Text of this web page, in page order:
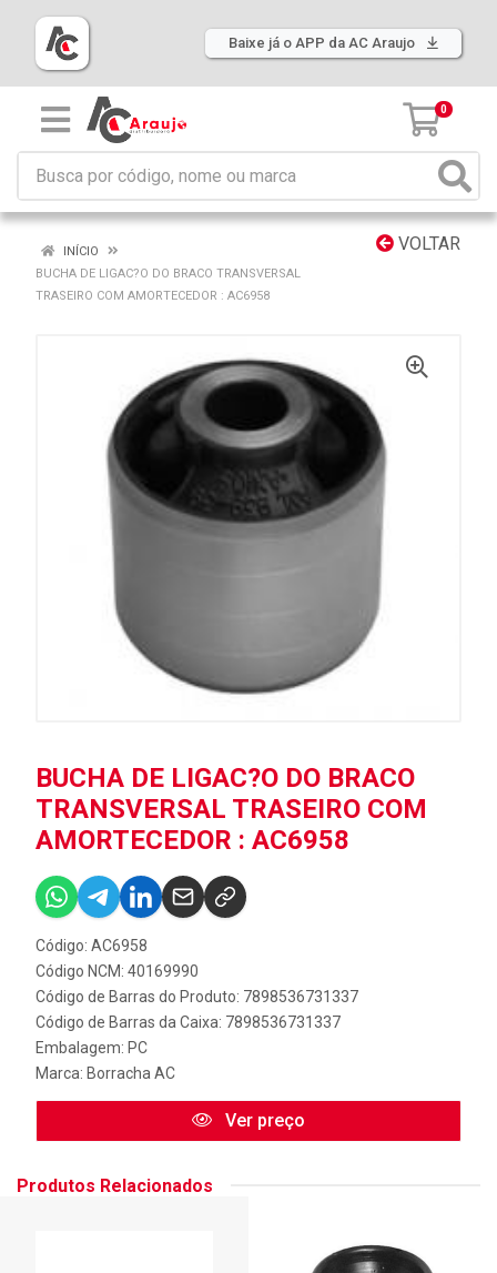
Baixe já o APP da AC Araujo
0
VOLTAR
INÍCIO
BUCHA DE LIGAC?O DO BRACO TRANSVERSAL
TRASEIRO COM AMORTECEDOR : AC6958
BUCHA DE LIGAC?O DO BRACO
TRANSVERSAL TRASEIRO COM
AMORTECEDOR : AC6958
Código: AC6958
Código NCM: 40169990
Código de Barras do Produto: 7898536731337
Código de Barras da Caixa: 7898536731337
Embalagem: PC
Marca: Borracha AC
Ver preço
Produtos Relacionados